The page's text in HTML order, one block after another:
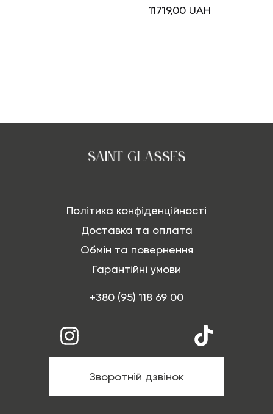
11719,00 UAH
Політика конфіденційності
Доставка та оплата
Обмін та повернення
Гарантійні умови
+380 (95) 118 69 00
Зворотній дзвінок